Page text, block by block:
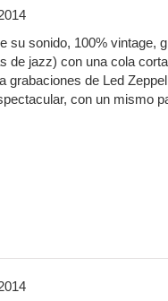
su sonido, 100% vintage,
de jazz) con una cola
grabaciones de Led
con un mismo